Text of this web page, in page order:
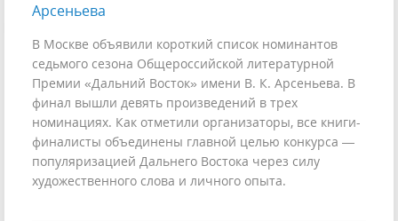
Арсеньева
В Москве объявили короткий список номинантов
седьмого сезона Общероссийской литературной
Премии «Дальний Восток» имени В. К. Арсеньева. В
финал вышли девять произведений в трех
номинациях. Как отметили организаторы, все книги-
финалисты объединены главной целью конкурса —
популяризацией Дальнего Востока через силу
художественного слова и личного опыта.